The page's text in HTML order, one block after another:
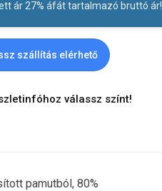
ár 27% áfát tartalmazó bruttó ár!
szállítás elérhető
válassz színt!
pamutból, 80%